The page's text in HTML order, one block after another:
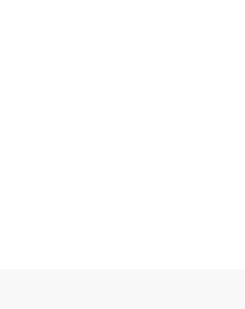
एक त्वरित गाइड
रखना